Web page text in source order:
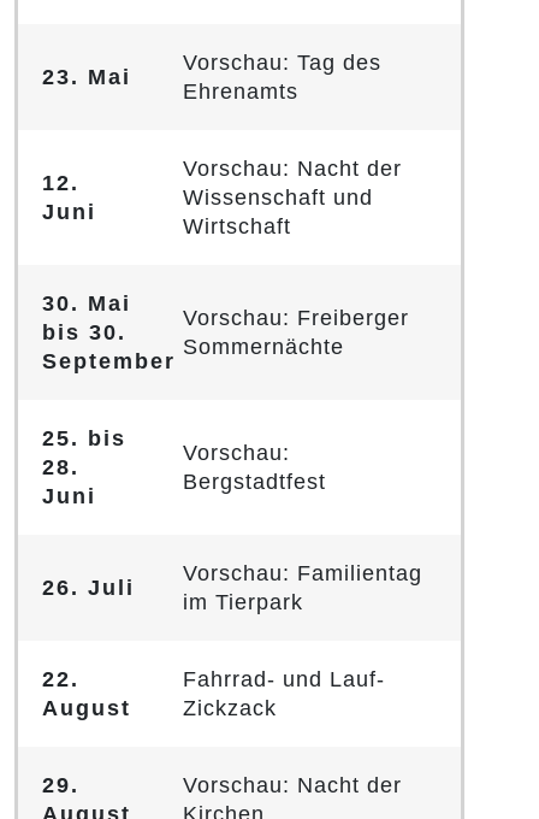
23. Mai
Vorschau: Tag des
Ehrenamts
12.
Juni
Vorschau: Nacht der
Wissenschaft und
Wirtschaft
30. Mai
bis 30.
September
Vorschau: Freiberger
Sommernächte
25. bis
28.
Juni
Vorschau:
Bergstadtfest
26. Juli
Vorschau: Familientag
im Tierpark
22.
August
Fahrrad- und Lauf-
Zickzack
29.
Vorschau: Nacht der